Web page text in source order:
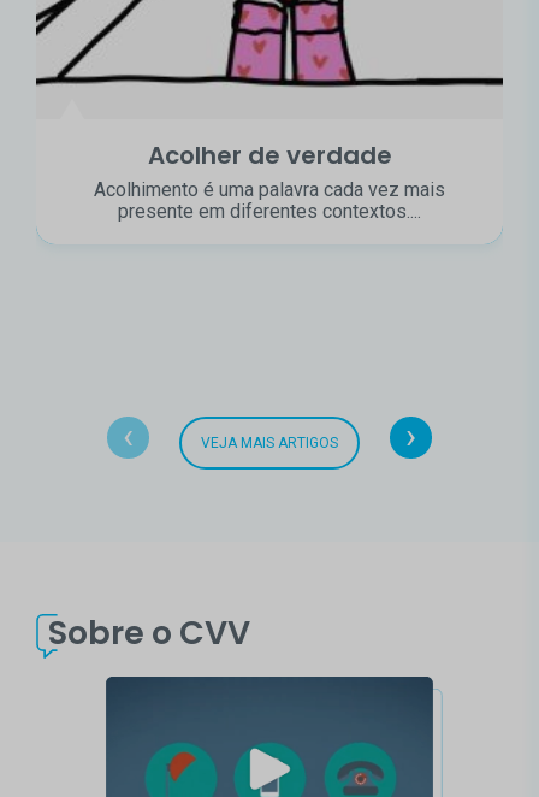
Acolher de verdade
Acolhimento é uma palavra cada vez mais
presente em diferentes contextos....
‹ ›
VEJA MAIS ARTIGOS
Sobre o CVV